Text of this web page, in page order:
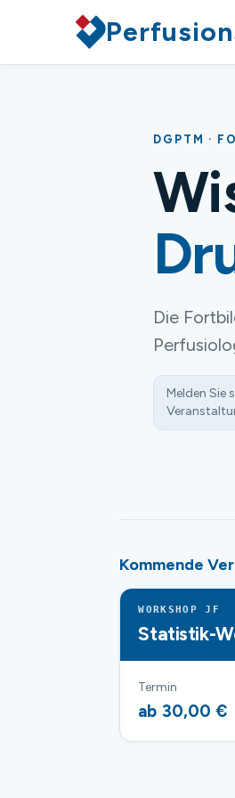
DGPTM ·
Die
Melden Sie
Kommende
WORKSHOP JF
Statistik-
Termin
ab 30,00 €